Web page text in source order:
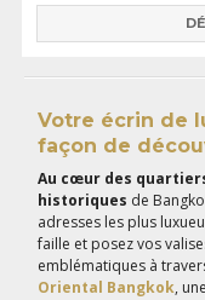
Votre écrin de
façon de
Au cœur des
historiques de
adresses les plus
faille et posez vos
emblématiques à
Oriental Bangkok,